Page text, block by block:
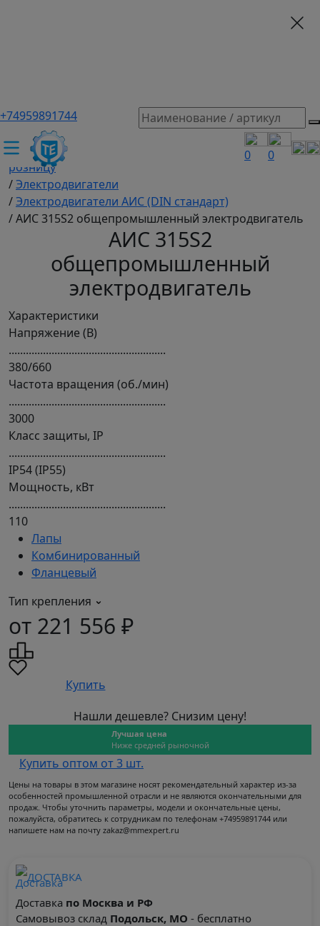
+74959891744
0 0
ТЕХЭКСПЕРТ российский производитель частотные
преобразователи, насосы, и вентиляция
/Промышленное оборудование купить оптом и в
розницу
/Электродвигатели
/Электродвигатели АИС (DIN стандарт)
/АИС 315S2 общепромышленный электродвигатель
АИС 315S2
общепромышленный
электродвигатель
Характеристики
Мощность, кВт
.......................................................
110
Напряжение (В)
.......................................................
380/660
Частота вращения (об./мин)
.......................................................
3000
Класс защиты, IP
.......................................................
IP54 (IP55)
Лапы
Комбинированный
Фланцевый
Тип крепления
от 221 556 ₽
Купить
Нашли дешевле? Снизим цену!
Лучшая цена
Ниже средней рыночной
Купить оптом от 3 шт.
Цены на товары в этом магазине носят рекомендательный характер из-за
особенностей промышленной отрасли и не являются окончательными для
продаж. Чтобы уточнить параметры, модели и окончательные цены,
пожалуйста, обратитесь к сотрудникам по телефонам +74959891744 или
напишете нам на почту zakaz@mmexpert.ru
ДОСТАВКА
Доставка по Москва и РФ
Самовывоз склад Подольск, МО - бесплатно